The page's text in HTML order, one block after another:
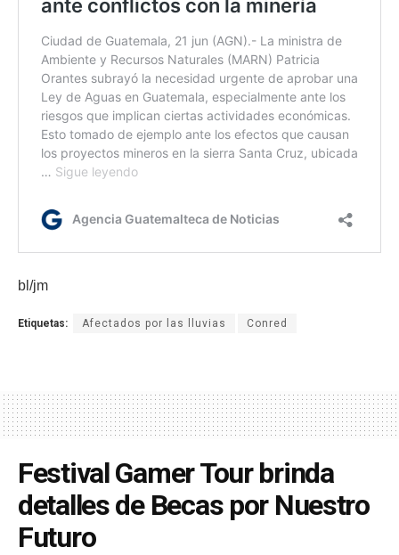
bl/jm
Etiquetas: Afectados por las lluvias Conred
Festival Gamer Tour brinda
detalles de Becas por Nuestro
Futuro